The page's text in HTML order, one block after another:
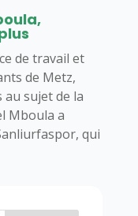
de travail et
de Metz,
sujet de la
Mboula a
qui